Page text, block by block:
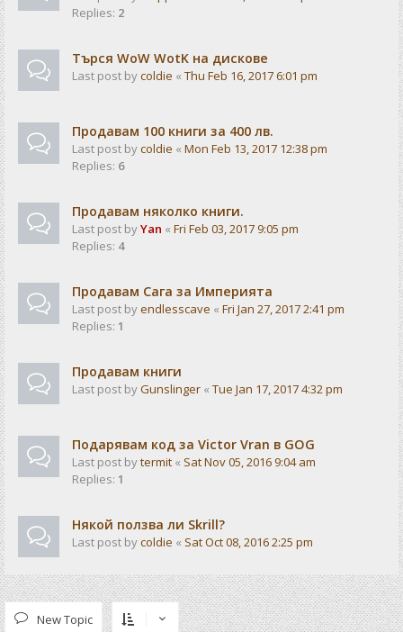
Replies: 2
Търся WoW WotK на дискове
Last post bycoldie « Thu Feb 16, 2017 6:01 pm
Продавам 100 книги за 400 лв.
Last post bycoldie « Mon Feb 13, 2017 12:38 pm
Replies: 6
Продавам няколко книги.
Last post byYan « Fri Feb 03, 2017 9:05 pm
Replies: 4
Продавам Сага за Империята
Last post byendlesscave « Fri Jan 27, 2017 2:41 pm
Replies: 1
Продавам книги
Last post byGunslinger « Tue Jan 17, 2017 4:32 pm
Подарявам код за Victor Vran в GOG
Last post bytermit « Sat Nov 05, 2016 9:04 am
Replies: 1
Някой ползва ли Skrill?
Last post bycoldie « Sat Oct 08, 2016 2:25 pm
New Topic